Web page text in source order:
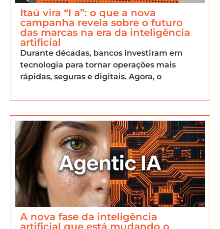
Itaú vira “I a”: o que a nova
campanha revela sobre o futuro
das marcas na era da inteligência
artificial
Durante décadas, bancos investiram em
tecnologia para tornar operações mais
rápidas, seguras e digitais. Agora, o
A nova fase da inteligência
artificial que está mudando o